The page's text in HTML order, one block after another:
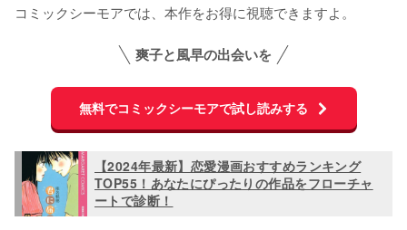
コミックシーモアでは、本作をお得に視聴できますよ。
爽子と風早の出会いを
無料でコミックシーモアで試し読みする
【2024年最新】恋愛漫画おすすめランキング
TOP55！あなたにぴったりの作品をフローチャ
ートで診断！